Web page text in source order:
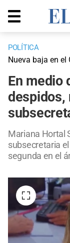
POLÍTICA
Nueva baja en el
En medio
despidos,
Mariana Hortal
subsecretaria
segunda en el